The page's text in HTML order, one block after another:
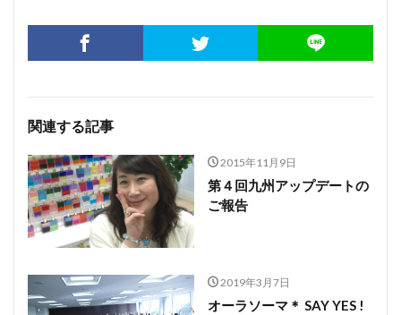
関連する記事
2015年11月9日
第４回九州アップデートの
ご報告
2019年3月7日
オーラソーマ＊ SAY YES !